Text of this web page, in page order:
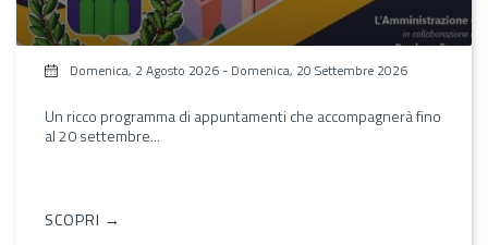
Domenica, 2 Agosto 2026 - Domenica, 20 Settembre 2026
Un ricco programma di appuntamenti che accompagnerà fino
al 20 settembre...
SCOPRI →